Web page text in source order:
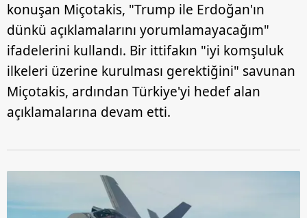
konuşan Miçotakis, "Trump ile Erdoğan'ın
dünkü açıklamalarını yorumlamayacağım"
ifadelerini kullandı. Bir ittifakın "iyi komşuluk
ilkeleri üzerine kurulması gerektiğini" savunan
Miçotakis, ardından Türkiye'yi hedef alan
açıklamalarına devam etti.